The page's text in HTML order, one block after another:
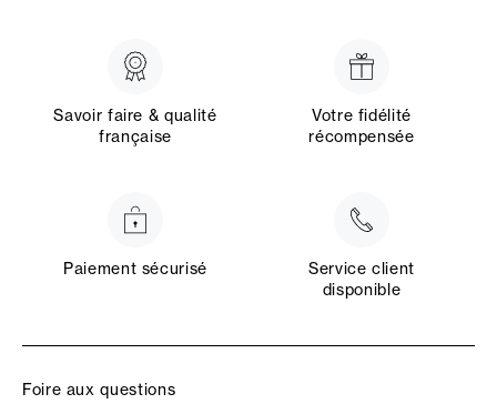
Savoir faire & qualité
française
Votre fidélité
récompensée
Paiement sécurisé
Service client
disponible
Foire aux questions